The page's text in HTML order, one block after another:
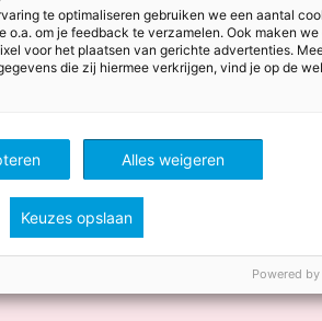
door een wolf. Toen de broers
gesticht.
verhalen? Bekijk dan ook de
te optimaliseren gebruiken we een aantal
o.a. om je feedback te verzamelen. Ook maken we
voor het plaatsen van gerichte advertenties.
die zij hiermee verkrijgen, vind je op de
Alles weigeren
Keuzes opslaan
Powered by